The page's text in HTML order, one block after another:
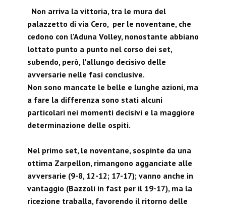
​Non arriva la vittoria, tra le mura del
palazzetto di via Cero, per le noventane, che
cedono con l'Aduna Volley, nonostante abbiano
lottato punto a punto nel corso dei set,
subendo, però, l'allungo decisivo delle
avversarie nelle fasi conclusive.
Non sono mancate le belle e lunghe azioni, ma
a fare la differenza sono stati alcuni
particolari nei momenti decisivi e la maggiore
determinazione delle ospiti.
Nel primo set, le noventane, sospinte da una
ottima Zarpellon, rimangono agganciate alle
avversarie (9-8, 12-12; 17-17); vanno anche in
vantaggio (Bazzoli in fast per il 19-17), ma la
ricezione traballa, favorendo il ritorno delle